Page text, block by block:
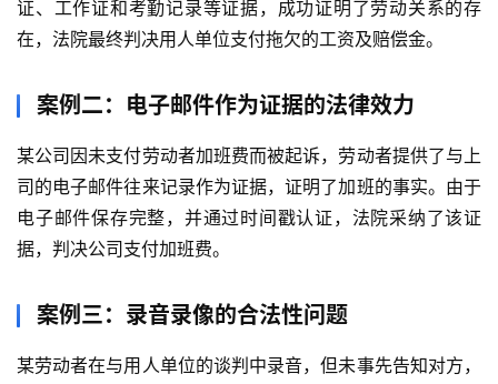
证、工作证和考勤记录等证据，成功证明了劳动关系的存
在，法院最终判决用人单位支付拖欠的工资及赔偿金。
案例二：电子邮件作为证据的法律效力
某公司因未支付劳动者加班费而被起诉，劳动者提供了与上
司的电子邮件往来记录作为证据，证明了加班的事实。由于
电子邮件保存完整，并通过时间戳认证，法院采纳了该证
据，判决公司支付加班费。
案例三：录音录像的合法性问题
某劳动者在与用人单位的谈判中录音，但未事先告知对方，